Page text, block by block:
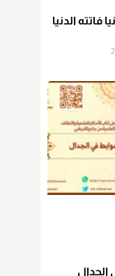
أو التمر في
جوز إخراج
وأراد إخراج
فاتته الدنيا